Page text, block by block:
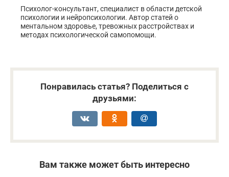
Психолог-консультант, специалист в области детской
психологии и нейропсихологии. Автор статей о
ментальном здоровье, тревожных расстройствах и
методах психологической самопомощи.
Понравилась статья? Поделиться с
друзьями:
Вам также может быть интересно